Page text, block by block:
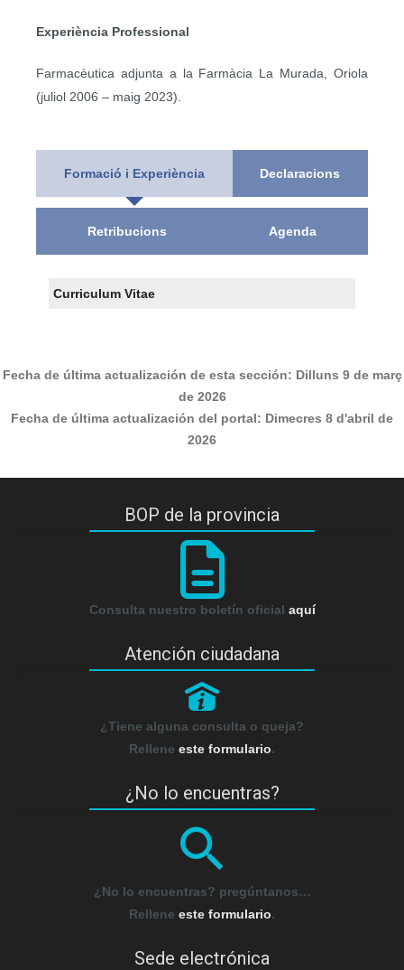
Experiència Professional
Farmacèutica adjunta a la Farmàcia La Murada, Oriola
(juliol 2006 – maig 2023).
Formació i Experiència Declaracions
Retribucions Agenda
Curriculum Vitae
Fecha de última actualización de esta sección: Dilluns 9 de març
de 2026
Fecha de última actualización del portal: Dimecres 8 d'abril de
2026
BOP de la provincia
Consulta nuestro boletín oficial aquí
Atención ciudadana
P
¿Tiene alguna consulta o queja?
Rellene este formulario.
¿No lo encuentras?
¿No lo encuentras? pregúntanos…
Rellene este formulario.
Sede electrónica